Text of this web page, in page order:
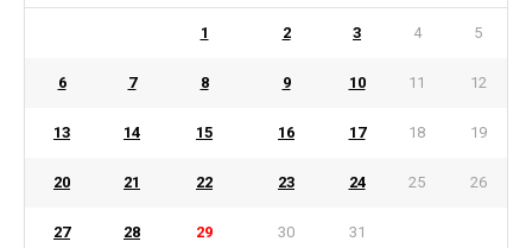
1 2 3 4 5
6 7 8 9 10 11 12
13 14 15 16 17 18 19
20 21 22 23 24 25 26
27 28 29 30 31